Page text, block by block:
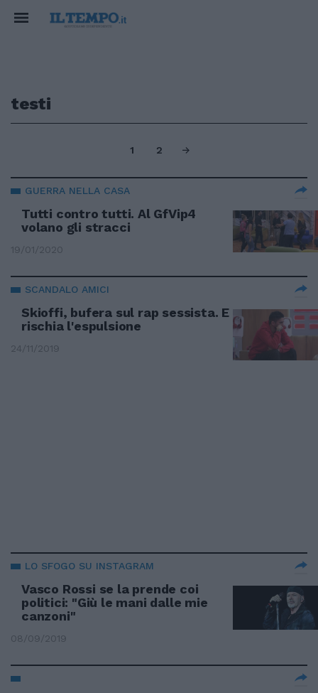
testi
1 2
GUERRA NELLA CASA
Tutti contro tutti. Al GfVip4
volano gli stracci
19/01/2020
SCANDALO AMICI
Skioffi, bufera sul rap sessista. E
rischia l'espulsione
24/11/2019
LO SFOGO SU INSTAGRAM
Vasco Rossi se la prende coi
politici: "Giù le mani dalle mie
canzoni"
08/09/2019